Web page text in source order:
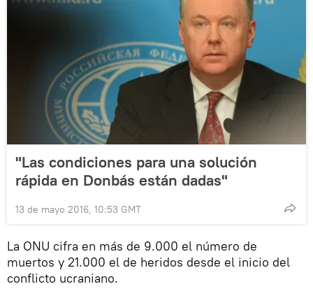
"Las condiciones para una solución
rápida en Donbás están dadas"
13 de mayo 2016, 10:53 GMT
La ONU cifra en más de 9.000 el número de
muertos y 21.000 el de heridos desde el inicio del
conflicto ucraniano.